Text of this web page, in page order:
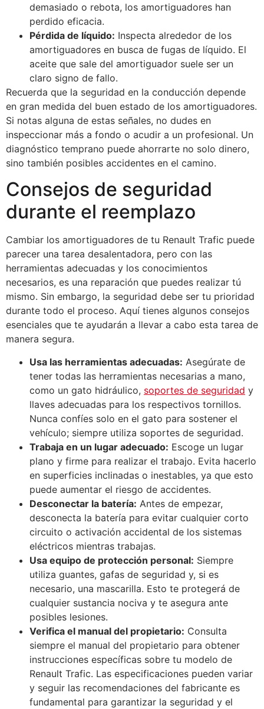
demasiado o rebota, los amortiguadores han
perdido eficacia.
Pérdida de líquido: Inspecta alrededor de los
amortiguadores en busca de fugas de líquido. El
aceite que sale del amortiguador suele ser un
claro signo de fallo.
Recuerda que la seguridad en la conducción depende
en gran medida del buen estado de los amortiguadores.
Si notas alguna de estas señales, no dudes en
inspeccionar más a fondo o acudir a un profesional. Un
diagnóstico temprano puede ahorrarte no solo dinero,
sino también posibles accidentes en el camino.
Consejos de seguridad
durante el reemplazo
Cambiar los amortiguadores de tu Renault Trafic puede
parecer una tarea desalentadora, pero con las
herramientas adecuadas y los conocimientos
necesarios, es una reparación que puedes realizar tú
mismo. Sin embargo, la seguridad debe ser tu prioridad
durante todo el proceso. Aquí tienes algunos consejos
esenciales que te ayudarán a llevar a cabo esta tarea de
manera segura.
Usa las herramientas adecuadas: Asegúrate de
tener todas las herramientas necesarias a mano,
como un gato hidráulico, soportes de seguridad y
llaves adecuadas para los respectivos tornillos.
Nunca confíes solo en el gato para sostener el
vehículo; siempre utiliza soportes de seguridad.
Trabaja en un lugar adecuado: Escoge un lugar
plano y firme para realizar el trabajo. Evita hacerlo
en superficies inclinadas o inestables, ya que esto
puede aumentar el riesgo de accidentes.
Desconectar la batería: Antes de empezar,
desconecta la batería para evitar cualquier corto
circuito o activación accidental de los sistemas
eléctricos mientras trabajas.
Usa equipo de protección personal: Siempre
utiliza guantes, gafas de seguridad y, si es
necesario, una mascarilla. Esto te protegerá de
cualquier sustancia nociva y te asegura ante
posibles lesiones.
Verifica el manual del propietario: Consulta
siempre el manual del propietario para obtener
instrucciones específicas sobre tu modelo de
Renault Trafic. Las especificaciones pueden variar
y seguir las recomendaciones del fabricante es
fundamental para garantizar la seguridad y el